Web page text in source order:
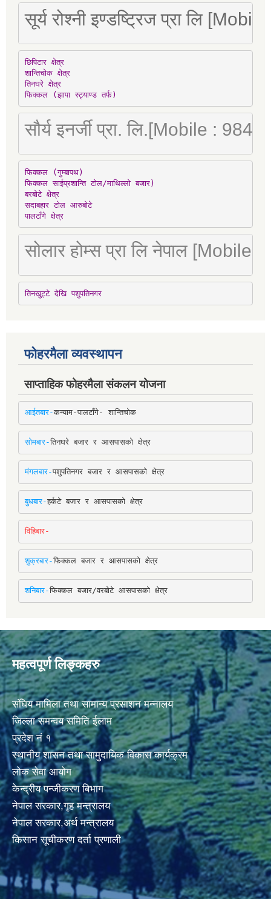
सूर्य रोश्नी इण्डष्ट्रिज प्रा लि
छिपिटार क्षेत्र
शान्तिचोक क्षेत्र
तिनघरे क्षेत्र
फिक्कल (झापा स्ट्याण्ड तर्फ)
सौर्य इनर्जी प्रा. लि.[Mobile :
फिक्कल (गुम्बापथ)
फिक्कल साईप्रशान्ति टोल/माथिल्लो बजार)
बरबोटे क्षेत्र
सदाबहार टोल आरुबोटे
पालटाँगे क्षेत्र
सोलार होम्स प्रा लि नेपाल [Mobile
तिनखुट्टे देखि पशुपतिनगर
फोहरमैला व्यवस्थापन
साप्ताहिक फोहरमैला संकलन योजना
आईतबार-कन्याम-पालटाँगे- शान्तिचोक
सोमबार-तिनघरे बजार र आसपासको क्षेत्र
मंगलबार-पशुपतिनगर बजार र आसपासको क्षेत्र
बुधबार-हर्कटे बजार र आसपासको क्षेत्र
विहिबार-
शुक्रबार-फिक्कल बजार र आसपासको क्षेत्र
शनिबार-फिक्कल बजार/वरबोटे आसपासको क्षेत्र
महत्वपूर्ण लिङ्कहरु
संघिय मामिला तथा सामान्य प्रसाशन मन्नालय
जिल्ला समन्वय समिति ईलाम
प्रदेश नं १
स्थानीय शासन तथा सामुदायिक विकास कार्यक्रम
लोक सेवा आयोग
केन्द्रीय पन्जीकरण बिभाग
नेपाल सरकार,गृह मन्त्रालय
नेपाल सरकार,अर्थ मन्त्रालय
किसान सूचीकरण दर्ता प्रणाली